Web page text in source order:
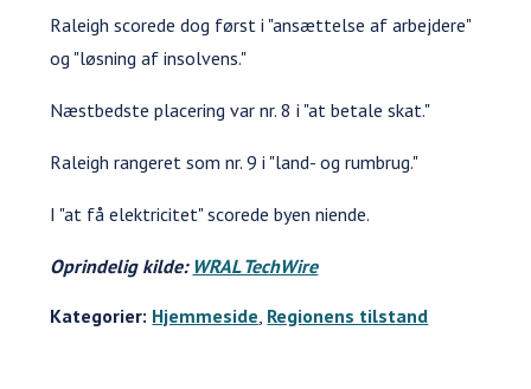
Raleigh scorede dog først i "ansættelse af arbejdere"
og "løsning af insolvens."
Næstbedste placering var nr. 8 i "at betale skat."
Raleigh rangeret som nr. 9 i "land- og rumbrug."
I "at få elektricitet" scorede byen niende.
Oprindelig kilde: WRAL TechWire
Kategorier: Hjemmeside Regionens tilstand